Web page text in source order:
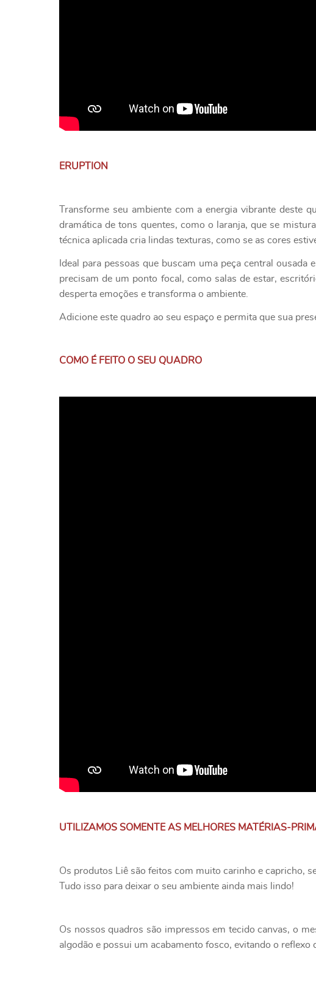
ERUPTION
Transforme seu ambiente com a energia vibrante deste
dramática de tons quentes, como o laranja, que se
técnica aplicada cria lindas texturas, como se as cores
Ideal para pessoas que buscam uma peça central
precisam de um ponto focal, como salas de estar,
desperta emoções e transforma o ambiente.
Adicione este quadro ao seu espaço e permita que sua
COMO É FEITO O SEU QUADRO
UTILIZAMOS SOMENTE AS MELHORES MATÉRIAS-
Os produtos Liê são feitos com muito carinho e capricho,
Tudo isso para deixar o seu ambiente ainda mais lindo!
Os nossos quadros são impressos em tecido canvas, o
algodão e possui um acabamento fosco, evitando o